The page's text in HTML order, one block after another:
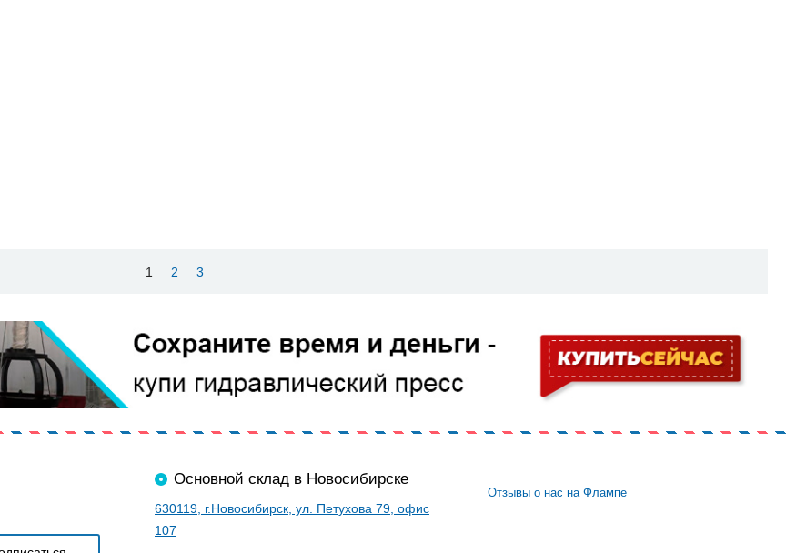
1 2 3
Основной склад в Новосибирске
630119, г.Новосибирск, ул. Петухова 79, офис
107
Отзывы о нас на Флампе